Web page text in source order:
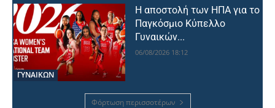
ΓΥΝΑΙΚΩΝ
Η αποστολή των ΗΠΑ για το
Παγκόσμιο Κύπελλο
Γυναικών...
06/08/2026 18:12
Φόρτωση περισσοτέρων